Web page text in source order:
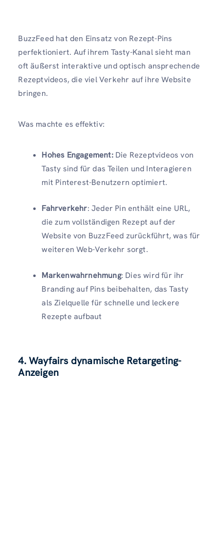
BuzzFeed hat den Einsatz von Rezept-Pins
perfektioniert. Auf ihrem Tasty-Kanal sieht man
oft äußerst interaktive und optisch ansprechende
Rezeptvideos, die viel Verkehr auf ihre Website
bringen.
Was machte es effektiv:
Hohes Engagement:Die Rezeptvideos von
Tasty sind für das Teilen und Interagieren
mit Pinterest-Benutzern optimiert.
Fahrverkehr: Jeder Pin enthält eine URL,
die zum vollständigen Rezept auf der
Website von BuzzFeed zurückführt, was für
weiteren Web-Verkehr sorgt.
Markenwahrnehmung: Dies wird für ihr
Branding auf Pins beibehalten, das Tasty
als Zielquelle für schnelle und leckere
Rezepte aufbaut
4. Wayfairs dynamische Retargeting-
Anzeigen